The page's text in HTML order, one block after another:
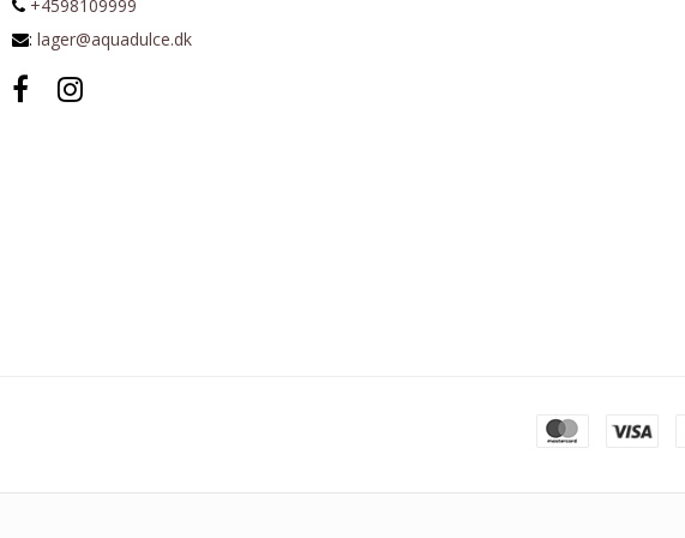
+4598109999
: lager@aquadulce.dk